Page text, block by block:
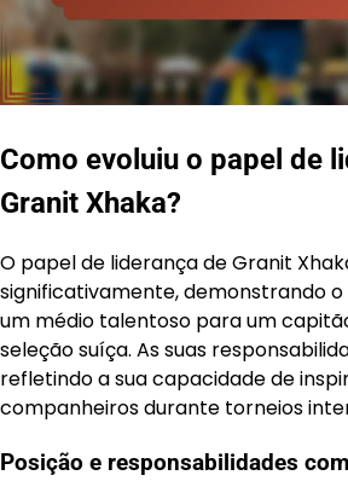
Como evoluiu o papel de
Granit Xhaka?
O papel de liderança de Granit
significativamente, demonstrando
um médio talentoso para um
seleção suíça. As suas
refletindo a sua capacidade de
companheiros durante torneios
Posição e responsabilidades